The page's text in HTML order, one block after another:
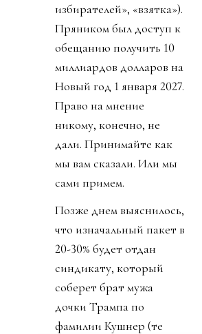
избирателей», «взятка»).
Пряником был доступ к
обещанию получить 10
миллиардов долларов на
Новый год 1 января 2027.
Право на мнение
никому, конечно, не
дали. Принимайте как
мы вам сказали. Или мы
сами примем.
Позже днем выяснилось,
что изначальный пакет в
20-30% будет отдан
синдикату, который
соберет брат мужа
дочки Трампа по
фамилии Кушнер (те